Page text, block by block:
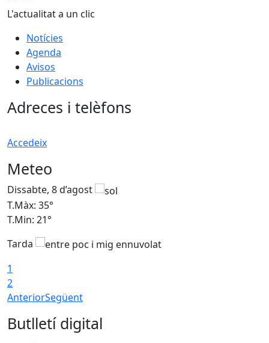
L'actualitat a un clic
Notícies
Agenda
Avisos
Publicacions
Adreces i telèfons
Accedeix
Meteo
Dissabte, 8 d’agost
T.Màx: 35°
T.Min: 21°
Tarda
1
2
AnteriorSegüent
Butlletí digital